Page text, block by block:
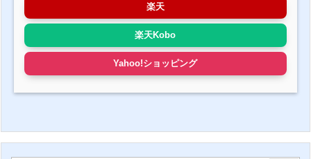
楽天
楽天Kobo
Yahoo!ショッピング